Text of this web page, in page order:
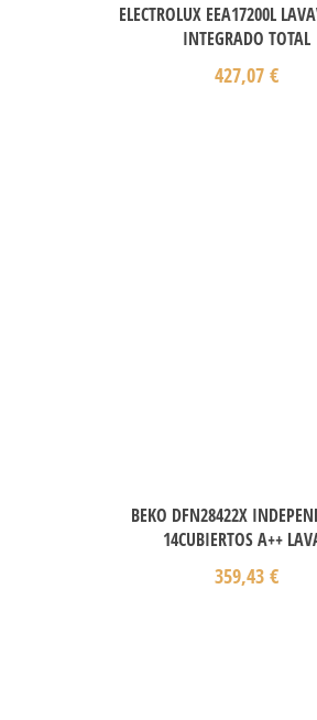
ELECTROLUX EEA17200L
INTEGRADO TOTAL
427,07 €
BEKO DFN28422X
14CUBIERTOS A++
359,43 €